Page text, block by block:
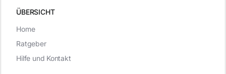
ÜBERSICHT
Home
Ratgeber
Hilfe und Kontakt